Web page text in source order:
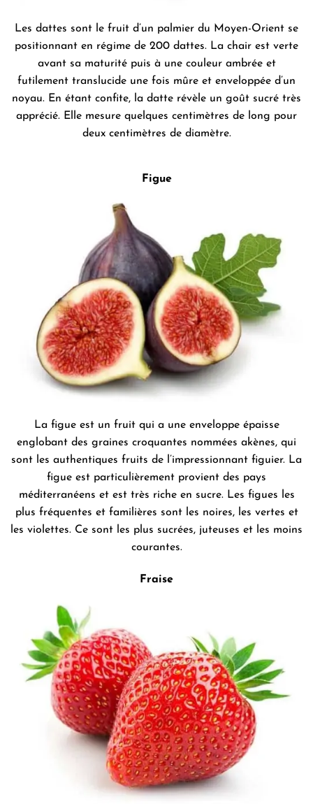
Les dattes sont le fruit d’un palmier du Moyen-Orient se
positionnant en régime de 200 dattes. La chair est verte
avant sa maturité puis à une couleur ambrée et
futilement translucide une fois mûre et enveloppée d’un
noyau. En étant confite, la datte révèle un goût sucré très
apprécié. Elle mesure quelques centimètres de long pour
deux centimètres de diamètre.
Figue
La figue est un fruit qui a une enveloppe épaisse
englobant des graines croquantes nommées akènes, qui
sont les authentiques fruits de l’impressionnant figuier. La
figue est particulièrement provient des pays
méditerranéens et est très riche en sucre. Les figues les
plus fréquentes et familières sont les noires, les vertes et
les violettes. Ce sont les plus sucrées, juteuses et les moins
courantes.
Fraise